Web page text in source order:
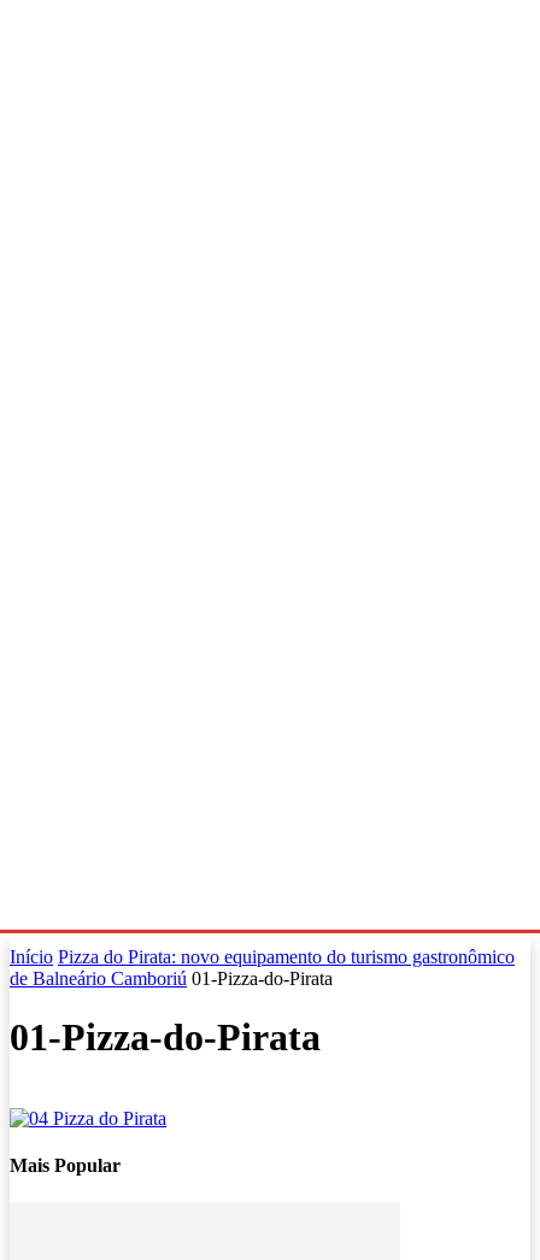
Início Pizza do Pirata: novo equipamento do turismo gastronômico
de Balneário Camboriú 01-Pizza-do-Pirata
01-Pizza-do-Pirata
Mais Popular